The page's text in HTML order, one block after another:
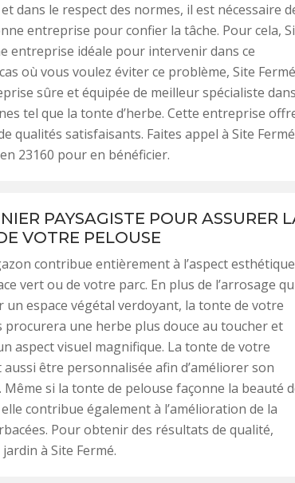
dans le respect des normes, il est nécessaire
entreprise pour confier la tâche. Pour cela,
entreprise idéale pour intervenir dans ce
où vous voulez éviter ce problème, Site Fermé
sûre et équipée de meilleur spécialiste dans
tel que la tonte d’herbe. Cette entreprise
qualités satisfaisants. Faites appel à Site
23160 pour en bénéficier.
PAYSAGISTE POUR ASSURER
VOTRE PELOUSE
contribue entièrement à l’aspect esthétique
vert ou de votre parc. En plus de l’arrosage
un espace végétal verdoyant, la tonte de votre
procurera une herbe plus douce au toucher et
aspect visuel magnifique. La tonte de votre
être personnalisée afin d’améliorer son
Même si la tonte de pelouse façonne la beauté
contribue également à l’amélioration de la
Pour obtenir des résultats de qualité,
à Site Fermé.